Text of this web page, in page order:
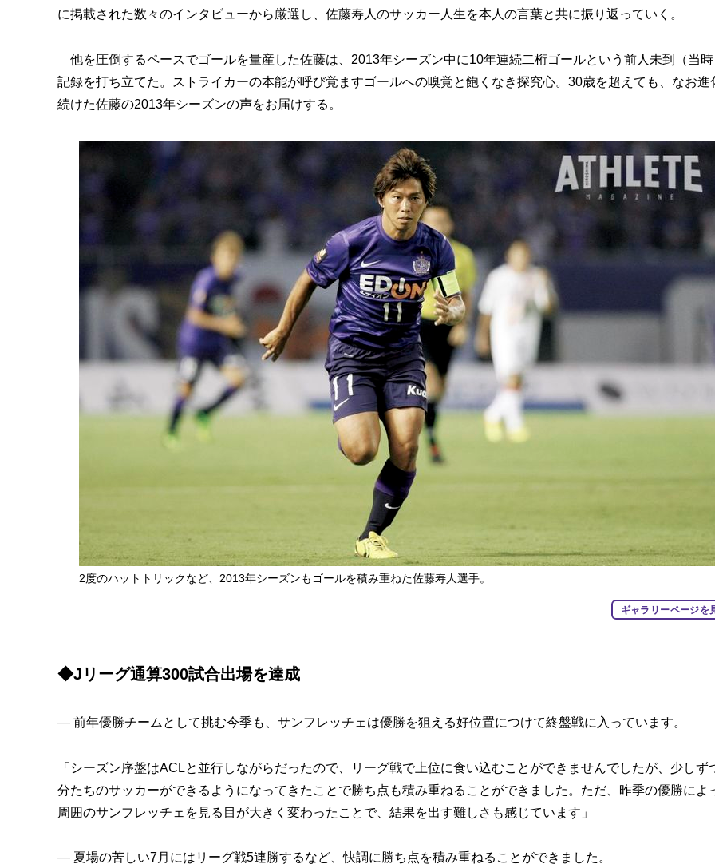
に掲載された数々のインタビューから厳選し、佐藤寿人のサッカー人生を本人の言葉と共に振り返っていく。
他を圧倒するペースでゴールを量産した佐藤は、2013年シーズン中に10年連続二桁ゴールという前人未到（当
記録を打ち立てた。ストライカーの本能が呼び覚ますゴールへの嗅覚と飽くなき探究心。30歳を超えても、なお進
続けた佐藤の2013年シーズンの声をお届けする。
2度のハットトリックなど、2013年シーズンもゴールを積み重ねた佐藤寿人選手。
ギャラリーページを
◆Jリーグ通算300試合出場を達成
— 前年優勝チームとして挑む今季も、サンフレッチェは優勝を狙える好位置につけて終盤戦に入っています。
「シーズン序盤はACLと並行しながらだったので、リーグ戦で上位に食い込むことができませんでしたが、少しず
分たちのサッカーができるようになってきたことで勝ち点も積み重ねることができました。ただ、昨季の優勝によ
周囲のサンフレッチェを見る目が大きく変わったことで、結果を出す難しさも感じています」
— 夏場の苦しい7月にはリーグ戦5連勝するなど、快調に勝ち点を積み重ねることができました。